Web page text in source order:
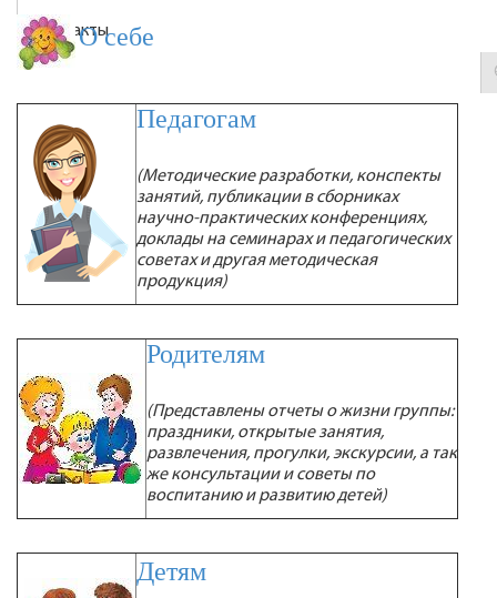
КонтактыО себе
Педагогам
(Методические разработки, конспекты
занятий, публикации в сборниках
научно-практических конференциях,
доклады на семинарах и педагогических
советах и другая методическая
продукция)
Родителям
(Представлены отчеты о жизни группы:
праздники, открытые занятия,
развлечения, прогулки, экскурсии, а так
же консультации и советы по
воспитанию и развитию детей)
Детям